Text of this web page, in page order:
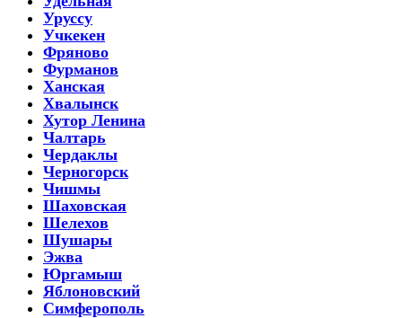
Уруссу
Учкекен
Фряново
Фурманов
Ханская
Хвалынск
Хутор Ленина
Чалтарь
Чердаклы
Черногорск
Чишмы
Шаховская
Шелехов
Шушары
Эжва
Юргамыш
Яблоновский
Симферополь